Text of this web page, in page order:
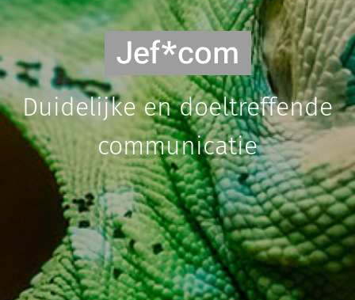
Jef*com
Duidelijke en doeltreffende
communicatie